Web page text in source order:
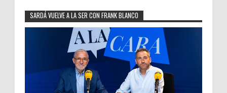
SARDÁ VUELVE A LA SER CON FRANK BLANCO